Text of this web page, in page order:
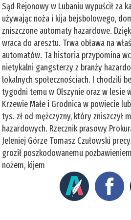
Sąd Rejonowy w Lubaniu wypuścił za
używając noża i kija bejsbolowego,
zniszczone automaty hazardowe.
wraca do aresztu. Trwa obława na
automatów. Ta historia przypomina
nietykalni gangsterzy z branży
lokalnych społecznościach. I chodzili
tygodni temu w Olszynie oraz w lesie
Krzewie Małe i Grodnica w powiecie
tys. zł od mężczyzny, który zniszczył
hazardowych. Rzecznik prasowy
Jeleniej Górze Tomasz Czułowski
groził poszkodowanemu
nożem, kijem